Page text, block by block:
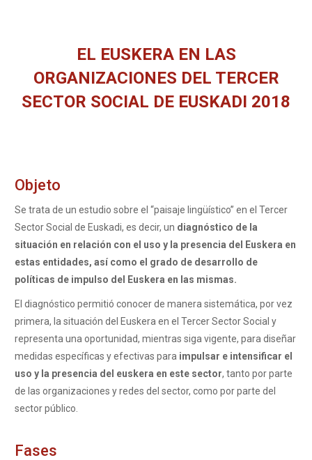
EL EUSKERA EN LAS
ORGANIZACIONES DEL TERCER
SECTOR SOCIAL DE EUSKADI 2018
Objeto
Se trata de un estudio sobre el “paisaje lingüístico” en el Tercer
Sector Social de Euskadi, es decir, un diagnóstico de la
situación en relación con el uso y la presencia del Euskera en
estas entidades, así como el grado de desarrollo de
políticas de impulso del Euskera en las mismas.
El diagnóstico permitió conocer de manera sistemática, por vez
primera, la situación del Euskera en el Tercer Sector Social y
representa una oportunidad, mientras siga vigente, para diseñar
medidas específicas y efectivas para impulsar e intensificar el
uso y la presencia del euskera en este sector, tanto por parte
de las organizaciones y redes del sector, como por parte del
sector público.
Fases